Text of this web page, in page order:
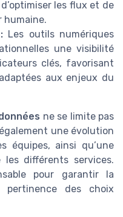
les flux et de
humaine.
Les outils numériques
une visibilité
clés, favorisant
aux enjeux du
ne se limite pas
une évolution
équipes, ainsi qu’une
différents services.
pour garantir la
des choix